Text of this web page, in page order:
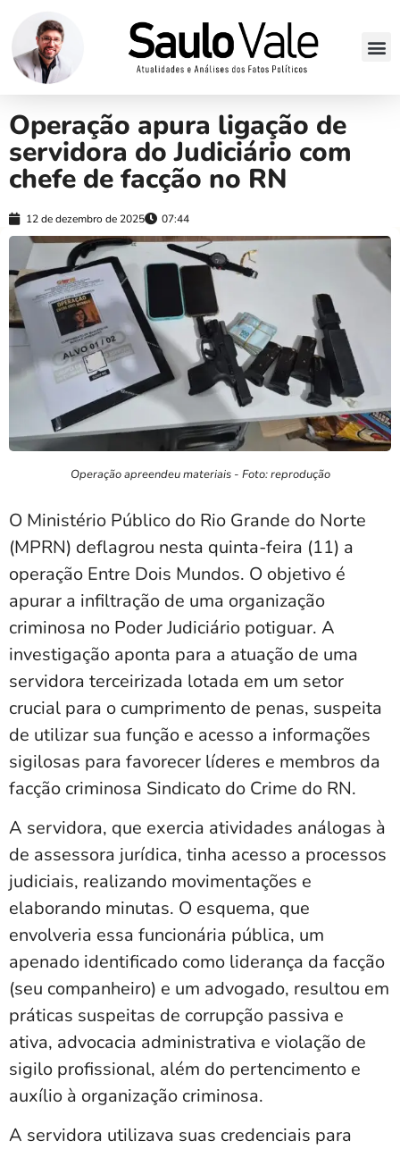
Operação apura ligação de
servidora do Judiciário com
chefe de facção no RN
12 de dezembro de 2025 07:44
Operação apreendeu materiais - Foto: reprodução
O Ministério Público do Rio Grande do Norte
(MPRN) deflagrou nesta quinta-feira (11) a
operação Entre Dois Mundos. O objetivo é
apurar a infiltração de uma organização
criminosa no Poder Judiciário potiguar. A
investigação aponta para a atuação de uma
servidora terceirizada lotada em um setor
crucial para o cumprimento de penas, suspeita
de utilizar sua função e acesso a informações
sigilosas para favorecer líderes e membros da
facção criminosa Sindicato do Crime do RN.
A servidora, que exercia atividades análogas à
de assessora jurídica, tinha acesso a processos
judiciais, realizando movimentações e
elaborando minutas. O esquema, que
envolveria essa funcionária pública, um
apenado identificado como liderança da facção
(seu companheiro) e um advogado, resultou em
práticas suspeitas de corrupção passiva e
ativa, advocacia administrativa e violação de
sigilo profissional, além do pertencimento e
auxílio à organização criminosa.
A servidora utilizava suas credenciais para